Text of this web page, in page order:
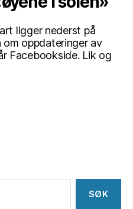
ligger nederst på
om oppdateringer av
Facebookside. Lik og